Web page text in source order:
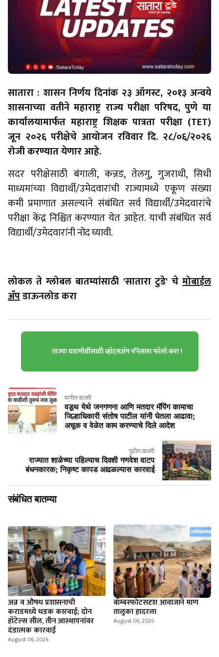
सातारा : शासन निर्णय दिनांक २३ ऑगस्ट, २०१३ अन्वये
शासनाच्या वतीने महाराष्ट्र राज्य परीक्षा परिषद, पुणे या
कार्यालयामार्फत महाराष्ट्र शिक्षक पात्रता परीक्षा (TET)
जून २०२६ परीक्षेचे आयोजन रविवार दि. २८/०६/२०२६
रोजी करण्यात येणार आहे.
सदर परीक्षेसाठी बंगाली, कन्नड, तेलगु, गुजराथी, सिधी
माध्यमांच्या विद्यार्थी/उमेदवारांची राज्यामध्ये एकूण संख्या
कमी प्रमाणात असल्याने संबंधित सर्व विद्यार्थी/उमेदवारांचे
परीक्षा केंद्र निश्चित करण्यात येत आहेत. याची संबंधित सर्व
विद्यार्थी/उमेदवारांनी नोंद घ्यावी.
लोकल ते ग्लोबल बातम्यांसाठी 'सातारा टुडे' चे मोबाईल
ॲपडाऊनलोड करा
ताज्या घडामोडींसाठी व्हॉट्सॲप चॅनेलला फॉलो करा !
मागील बातमी
वडूथ येथे जनगणना आणि मतदार मॅपिंग कामाचा
जिल्हाधिकारी संतोष पाटील यांनी घेतला आढावा;
अचूक व वेळेत काम करण्याचे दिले आदेश
पुढील बातमी
राज्यात शाळेच्या पहिल्याच दिवशी गणवेश वाटप
बंधनकारक; निकृष्ट कापड आढळल्यास कारवाई
संबंधित बातम्या
अन्न व औषध प्रशासनाची
कराडमध्ये धडक कारवाई; दोन
हॉटेल्स सील, तीन आस्थापनांवर
दंडात्मक कारवाई
August 06, 2026
बॉम्बस्फोटसदृश आवाजाने माण
तालुका हादरला
August 06, 2026